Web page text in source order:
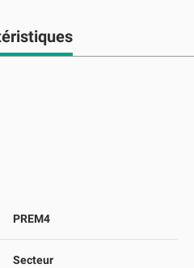
PREM4
Secteur